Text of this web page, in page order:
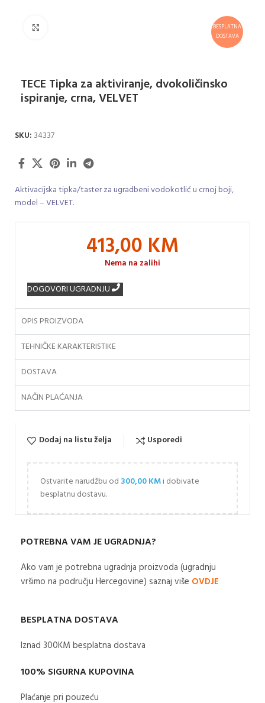
BESPLATNA
DOSTAVA
TECE Tipka za aktiviranje, dvokoličinsko
ispiranje, crna, VELVET
SKU: 34337
Aktivacijska tipka/taster za ugradbeni vodokotlić u crnoj boji,
model – VELVET.
413,00 KM
Nema na zalihi
DOGOVORI UGRADNJU
OPIS PROIZVODA
TEHNIČKE KARAKTERISTIKE
DOSTAVA
NAČIN PLAĆANJA
Dodaj na listu želja Usporedi
Ostvarite narudžbu od 300,00KMi dobivate
besplatnu dostavu.
POTREBNA VAM JE UGRADNJA?
Ako vam je potrebna ugradnja proizvoda (ugradnju
vršimo na području Hercegovine) saznaj više OVDJE
BESPLATNA DOSTAVA
Iznad 300KM besplatna dostava​
100% SIGURNA KUPOVINA
Plaćanje pri pouzeću